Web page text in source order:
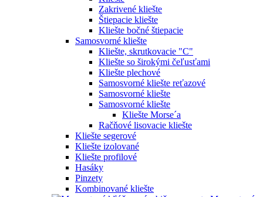
Zakrivené kliešte
Štiepacie kliešte
Kliešte bočné štiepacie
Samosvorné kliešte
Kliešte, skrutkovacie "C"
Kliešte so širokými čeľusťami
Kliešte plechové
Samosvorné kliešte reťazové
Samosvorné kliešte
Samosvorné kliešte
Kliešte Morse´a
Račňové lisovacie kliešte
Kliešte segerové
Kliešte izolované
Kliešte profilové
Hasáky
Pinzety
Kombinované kliešte